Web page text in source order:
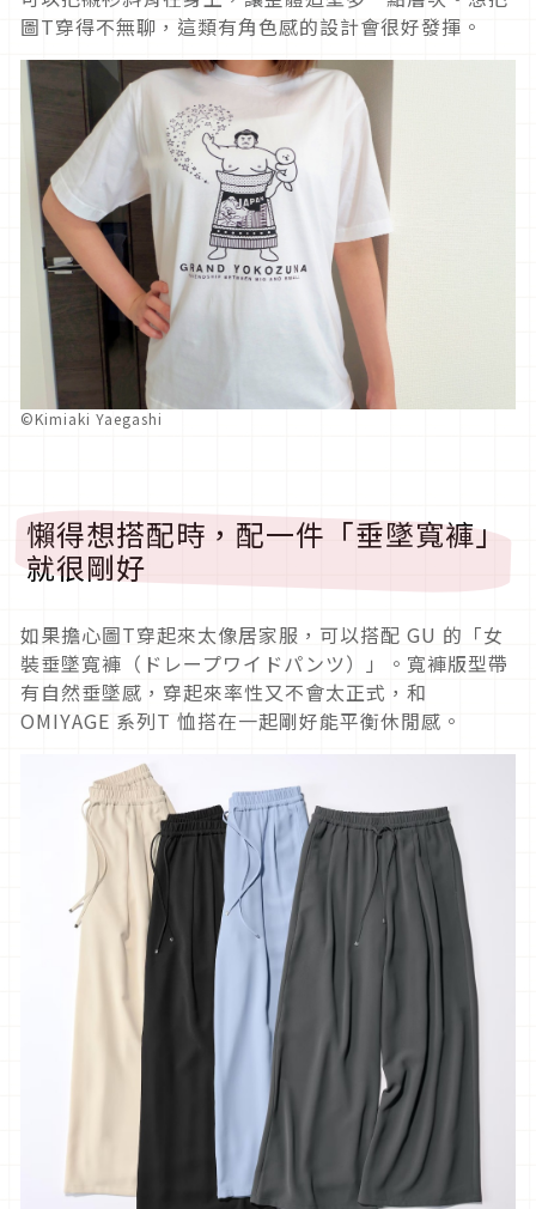
圖T穿得不無聊，這類有角色感的設計會很好發揮。
©Kimiaki Yaegashi
懶得想搭配時，配一件「垂墜寬褲」
就很剛好
如果擔心圖T穿起來太像居家服，可以搭配 GU 的「女
裝垂墜寬褲（ドレープワイドパンツ）」。寬褲版型帶
有自然垂墜感，穿起來率性又不會太正式，和
OMIYAGE 系列T 恤搭在一起剛好能平衡休閒感。